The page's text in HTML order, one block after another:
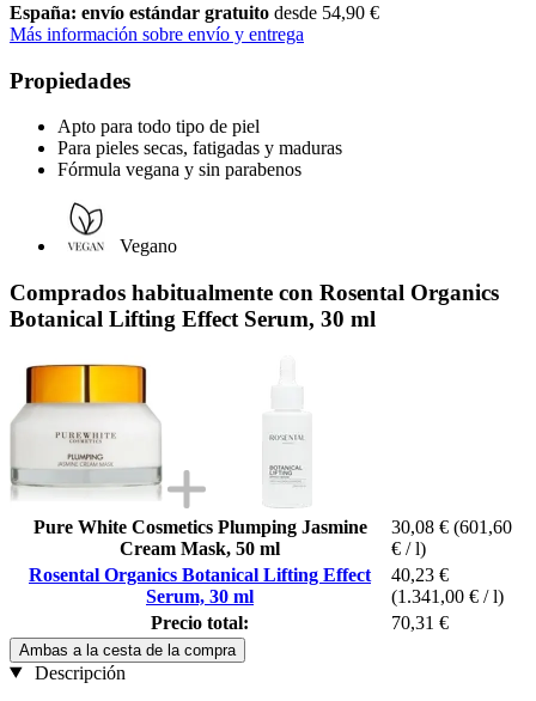
España: envío estándar gratuito desde 54,90 €
Más información sobre envío y entrega
Propiedades
Apto para todo tipo de piel
Para pieles secas, fatigadas y maduras
Fórmula vegana y sin parabenos
Vegano
Comprados habitualmente con Rosental Organics
Botanical Lifting Effect Serum, 30 ml
Pure White Cosmetics Plumping Jasmine
Cream Mask, 50 ml
30,08 € (601,60
€ / l)
Rosental Organics Botanical Lifting Effect
Serum, 30 ml
40,23 €
(1.341,00 € / l)
Precio total:
70,31 €
Ambas a la cesta de la compra
Descripción